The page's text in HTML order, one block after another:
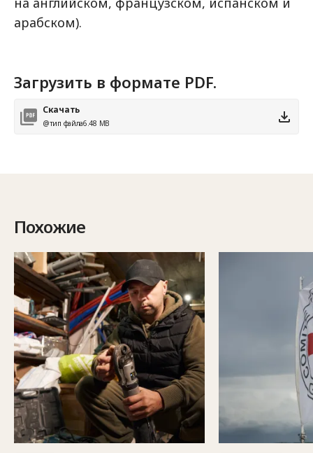
арабском).
Загрузить в формате PDF.
Скачать
@тип файла6.48 MB
Похожие